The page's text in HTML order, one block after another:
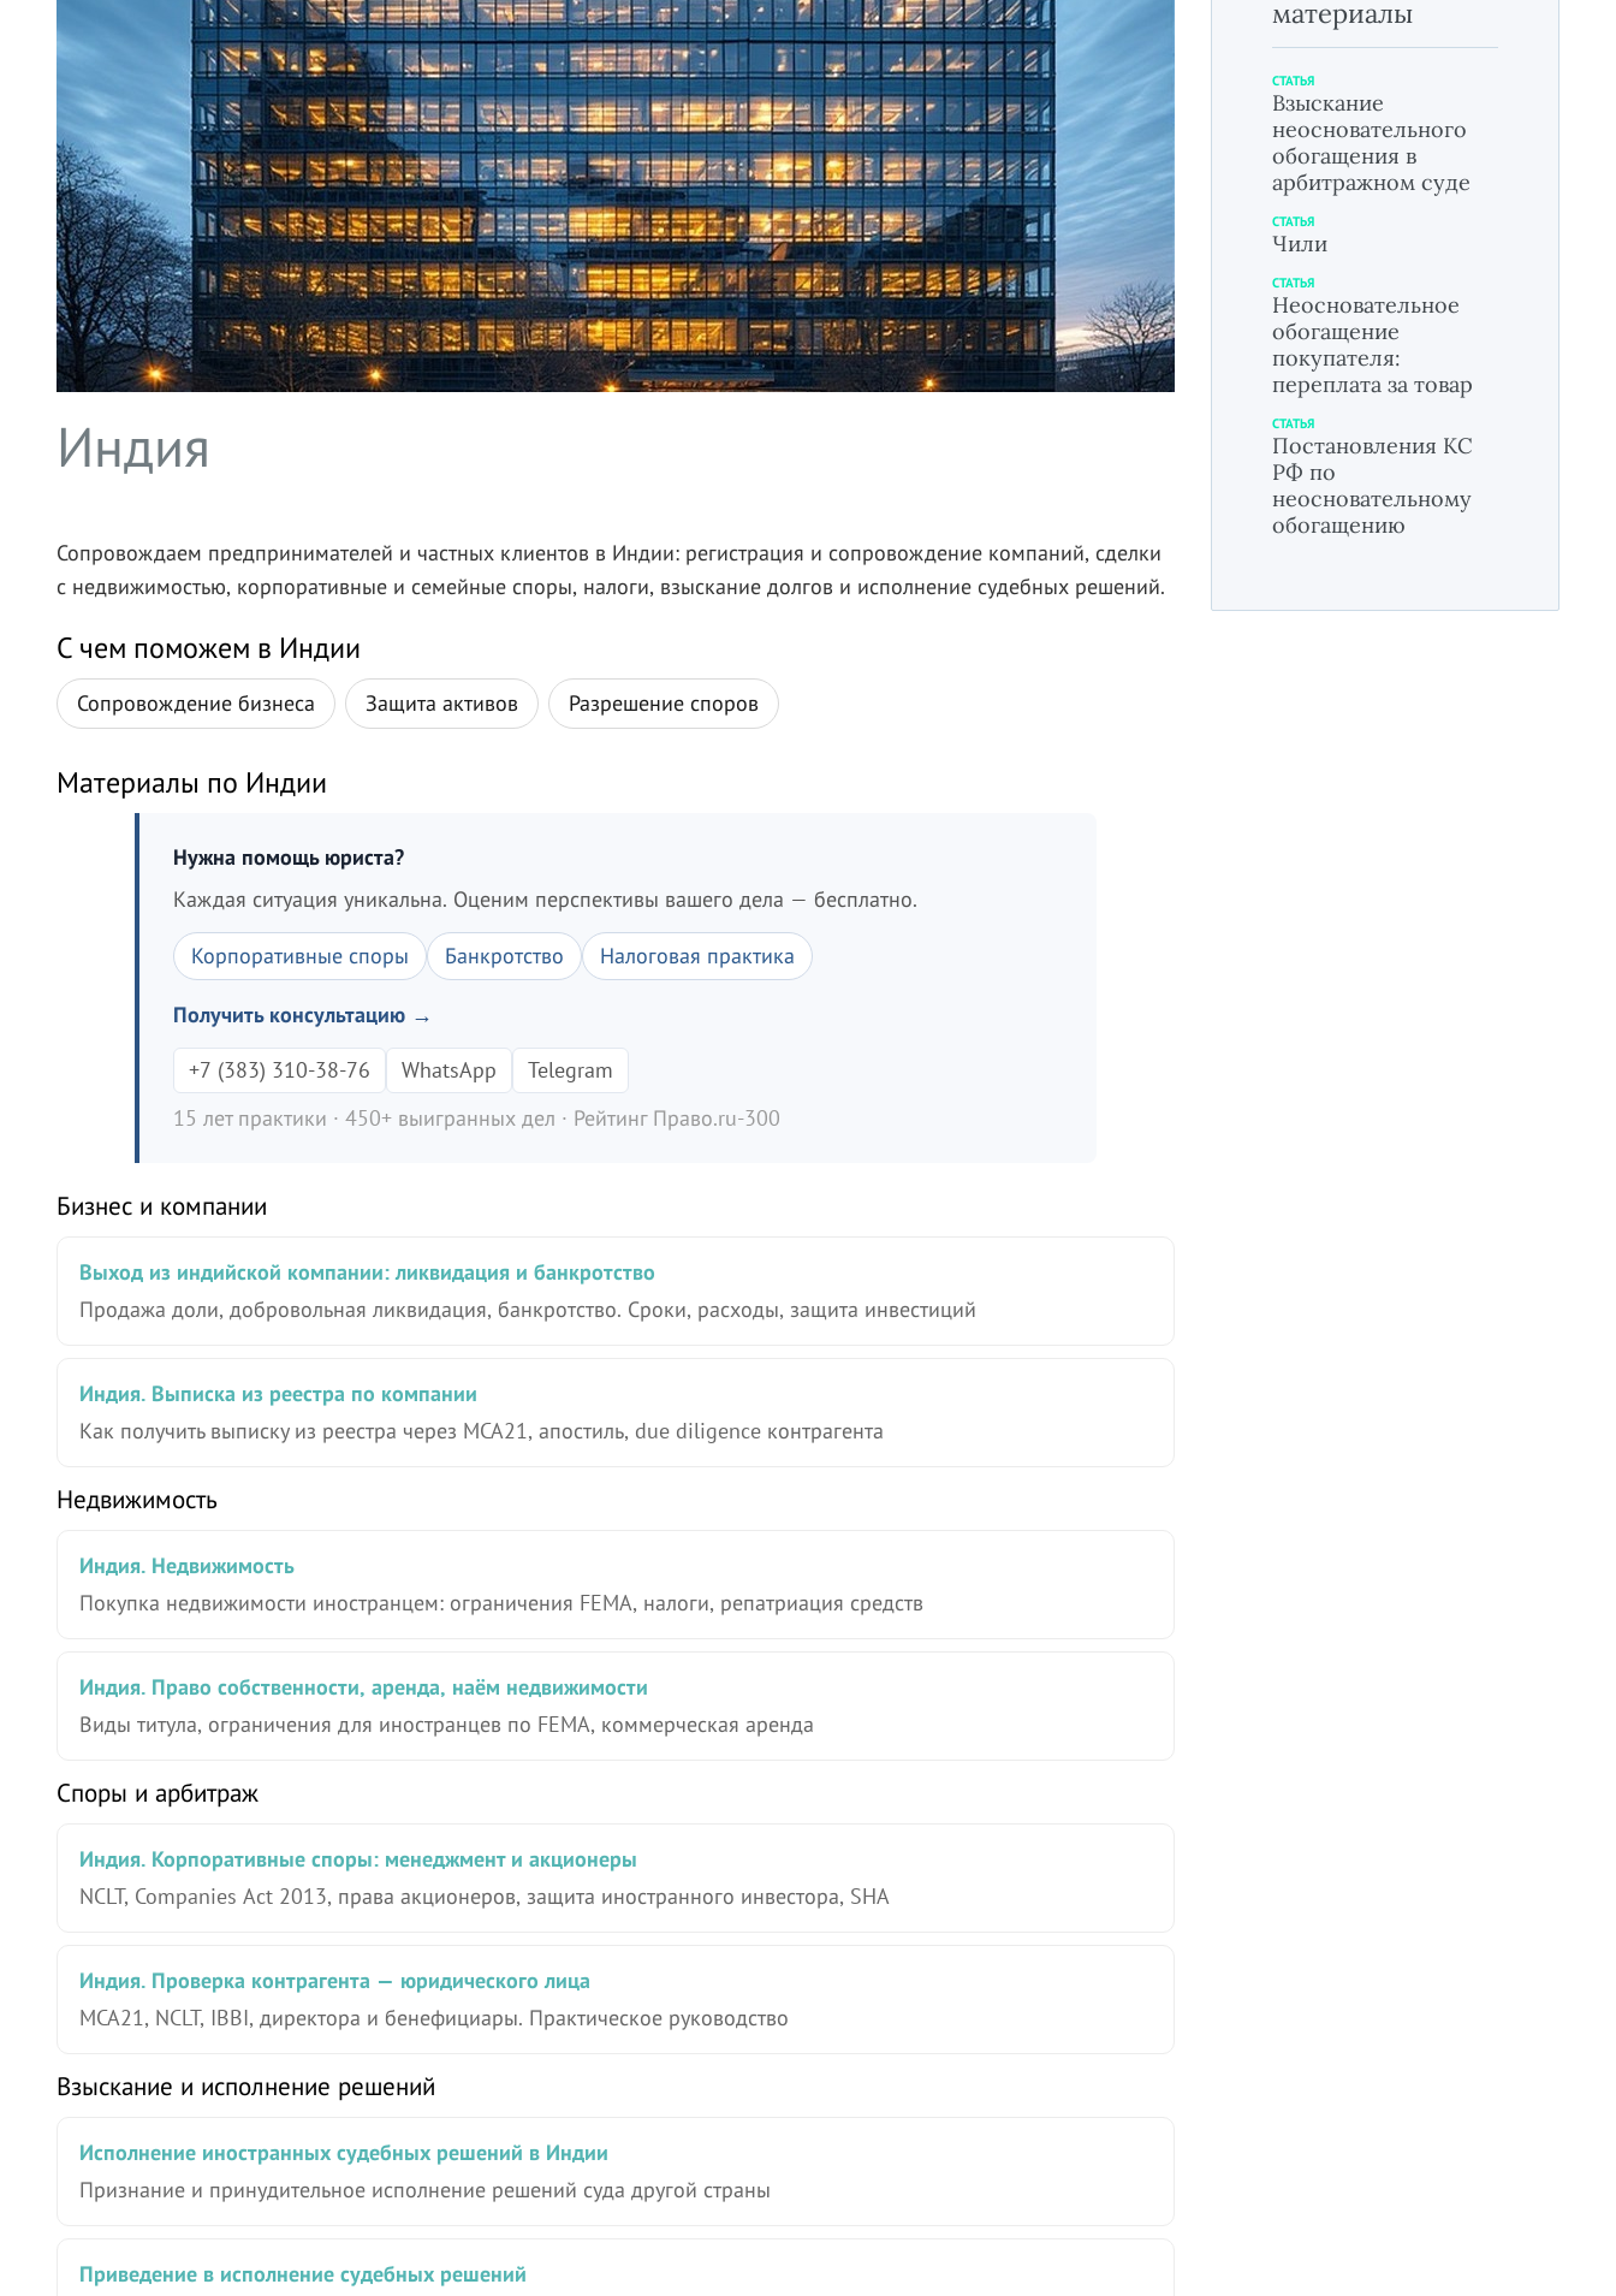
Индия
Сопровождаем предпринимателей и частных клиентов в Индии: регистрация и сопровождение компаний, сделки
с недвижимостью, корпоративные и семейные споры, налоги, взыскание долгов и исполнение судебных решений.
С чем поможем в Индии
Сопровождение бизнеса Защита активов Разрешение споров
Материалы по Индии
Нужна помощь юриста?
Каждая ситуация уникальна. Оценим перспективы вашего дела — бесплатно.
Корпоративные споры Банкротство Налоговая практика
Получить консультацию →
+7 (383) 310-38-76
WhatsApp
Telegram
15 лет практики · 450+ выигранных дел · Рейтинг Право.ru-300
Бизнес и компании
Выход из индийской компании: ликвидация и банкротство
Продажа доли, добровольная ликвидация, банкротство. Сроки, расходы, защита инвестиций
Индия. Выписка из реестра по компании
Как получить выписку из реестра через MCA21, апостиль, due diligence контрагента
Недвижимость
Индия. Недвижимость
Покупка недвижимости иностранцем: ограничения FEMA, налоги, репатриация средств
Индия. Право собственности, аренда, наём недвижимости
Виды титула, ограничения для иностранцев по FEMA, коммерческая аренда
Споры и арбитраж
Индия. Корпоративные споры: менеджмент и акционеры
NCLT, Companies Act 2013, права акционеров, защита иностранного инвестора, SHA
Индия. Проверка контрагента — юридического лица
MCA21, NCLT, IBBI, директора и бенефициары. Практическое руководство
Взыскание и исполнение решений
Исполнение иностранных судебных решений в Индии
Признание и принудительное исполнение решений суда другой страны
Приведение в исполнение судебных решений
материалы
СТАТЬЯ
Взыскание
неосновательного
обогащения в
арбитражном суде
СТАТЬЯ
Чили
СТАТЬЯ
Неосновательное
обогащение
покупателя:
переплата за товар
СТАТЬЯ
Постановления КС
РФ по
неосновательному
обогащению